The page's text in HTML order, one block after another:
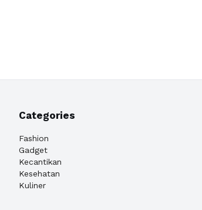
Categories
Fashion
Gadget
Kecantikan
Kesehatan
Kuliner